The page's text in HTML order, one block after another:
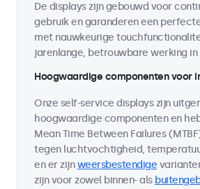
De displays zijn gebouwd voor
gebruik en garanderen een
met nauwkeurige
jarenlange, betrouwbare werking in
Hoogwaardige componenten voor
Onze self-service displays zijn
hoogwaardige componenten en
Mean Time Between Failures
tegen luchtvochtigheid,
en er zijnweersbestendige
zijn voor zowel binnen- als